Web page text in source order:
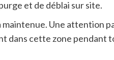
et de déblai sur site.
Une attention
dans cette zone pendant